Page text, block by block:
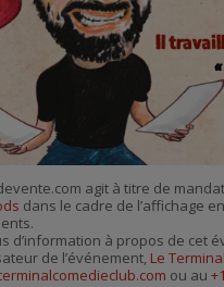
agit à titre de
dans le cadre de l’affichage
d’information à propos de cet
de l’événement, Le
ou au